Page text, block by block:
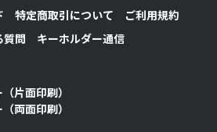
特定商取引について
ご利用規約
質問 キーホルダー通信
片面印刷）
両面印刷）